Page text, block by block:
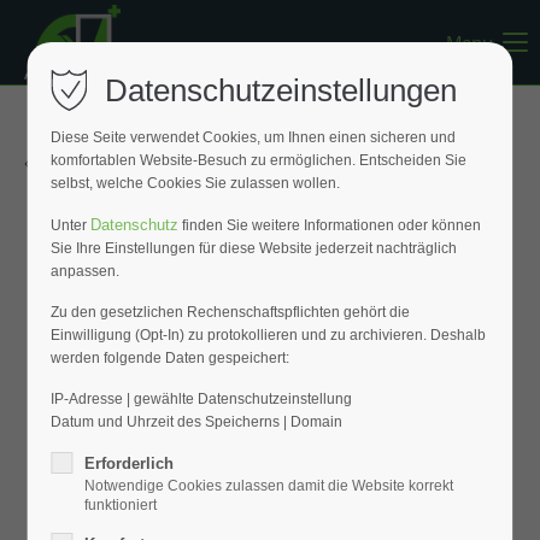
Register
Support
Lorem ipsum dolor sit amet:
24h/ 365days
Mon - Fri 8:00am - 5:00pm(GMT +1)
Get in touch
Cybersteel Inc.
Menu
« Zurück zur Übersicht
Datenschutzeinstellungen
Diese Seite verwendet Cookies, um Ihnen einen sicheren und
komfortablen Website-Besuch zu ermöglichen. Entscheiden Sie
selbst, welche Cookies Sie zulassen wollen.
Unter Datenschutz finden Sie weitere Informationen oder können
Sie Ihre Einstellungen für diese Website jederzeit nachträglich
anpassen.
Zu den gesetzlichen Rechenschaftspflichten gehört die
Einwilligung (Opt-In) zu protokollieren und zu archivieren. Deshalb
werden folgende Daten gespeichert:
IP-Adresse | gewählte Datenschutzeinstellung
Datum und Uhrzeit des Speicherns | Domain
Erforderlich
Notwendige Cookies zulassen damit die Website korrekt
funktioniert